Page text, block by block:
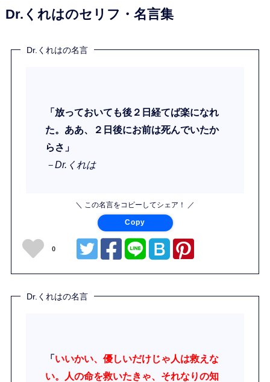
Dr.くれはのセリフ・名言集
Dr.くれはの名言
「放っておいても後２日経てば楽になれ
た。ああ、２日後にお前は死んでいたか
らさ」
－Dr.くれは
＼ この名言をコピーしてシェア！ ／
Copy
0
Dr.くれはの名言
「いいかい、優しいだけじゃ人は救えな
い。人の命を救いたきゃ、それなりの知